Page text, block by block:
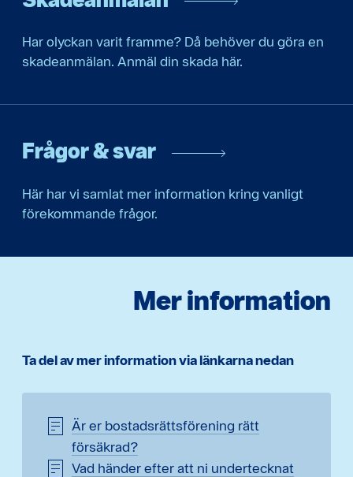
Har olyckan varit framme? Då behöver du göra en
skadeanmälan. Anmäl din skada här.
Frågor & svar
Här har vi samlat mer information kring vanligt
förekommande frågor.
Mer information
Ta del av mer information via länkarna nedan
Är er bostadsrättsförening rätt
försäkrad?
Vad händer efter att ni undertecknat